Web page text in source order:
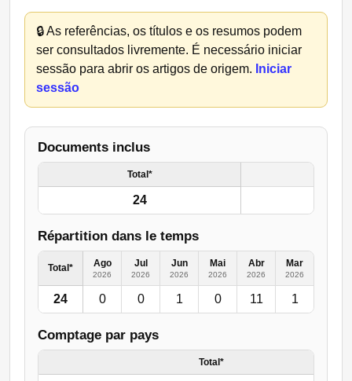
🔒As referências, os títulos e os resumos podem
ser consultados livremente. É necessário iniciar
sessão para abrir os artigos de origem. Iniciar
sessão
Documents inclus
Total*
24
Répartition dans le temps
Total* Ago
2026
Jul
2026
Jun
2026
Mai
2026
Abr
2026
Mar
2026
24 0 0 1 0 11 1
Comptage par pays
Total*